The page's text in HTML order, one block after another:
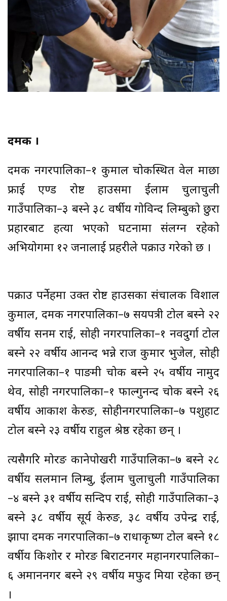
दमक ।
दमक नगरपालिका–१ कुमाल चोकस्थित रूवेल माछा
फ्राई एण्ड रोष्ट हाउसमा ईलाम चुलाचुली
गाउँपालिका–३ बस्ने ३८ वर्षीय गोविन्द लिम्बुको छुरा
प्रहारबाट हत्या भएको घटनामा संलग्न रहेको
अभियोगमा १२ जनालाई प्रहरीले पक्राउ गरेको छ ।
पक्राउ पर्नेहरूमा उक्त रोष्ट हाउसका संचालक विशाल
कुमाल, दमक नगरपालिका–७ सयपत्री टोल बस्ने २२
वर्षीय सनम राई, सोही नगरपालिका–१ नवदुर्गा टोल
बस्ने २२ वर्षीय आनन्द भन्ने राज कुमार भुजेल, सोही
नगरपालिका–१ पाङमी चोक बस्ने २५ वर्षीय नामुद
थेव, सोही नगरपालिका–१ फाल्गुनन्द चोक बस्ने २६
वर्षीय आकाश केरुङ, सोहीनगरपालिका–७ पशुहाट
टोल बस्ने २३ वर्षीय राहुल श्रेष्ठ रहेका छन् ।
त्यसैगरि मोरङ कानेपोखरी गाउँपालिका–७ बस्ने २८
वर्षीय सलमान लिम्बु, ईलाम चुलाचुली गाउँपालिका
–४ बस्ने ३१ वर्षीय सन्दिप राई, सोही गाउँपालिका–३
बस्ने ३८ वर्षीय सूर्य केरुङ, ३८ वर्षीय उपेन्द्र राई,
झापा दमक नगरपालिका–७ राधाकृष्ण टोल बस्ने १८
वर्षीय किशोर र मोरङ बिराटनगर महानगरपालिका–
६ अमाननगर बस्ने २९ वर्षीय मफुद मिया रहेका छन्
।